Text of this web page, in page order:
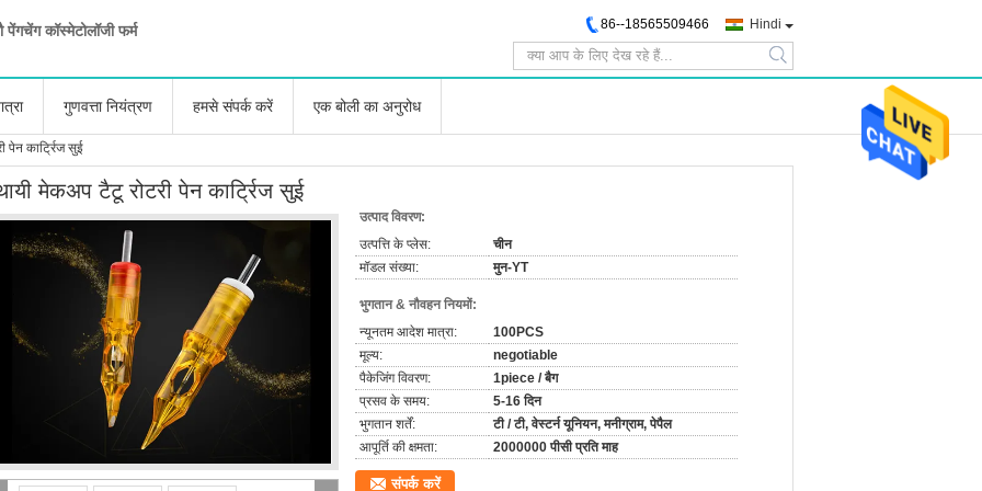
कॉस्मेटोलॉजी फर्म Hindi
86--18565509466
search
गुणवत्ता नियंत्रण हमसे संपर्क करें एक बोली का अनुरोध
पेन कार्ट्रिज सुई
मेकअप टैटू रोटरी पेन कार्ट्रिज सुई
उत्पाद विवरण:
उत्पत्ति के प्लेस:
चीन
मॉडल संख्या:
मुन-YT
भुगतान & नौवहन नियमों:
न्यूनतम आदेश मात्रा:
100PCS
मूल्य:
negotiable
पैकेजिंग विवरण:
1piece / बैग
प्रसव के समय:
5-16 दिन
भुगतान शर्तें:
टी / टी, वेस्टर्न यूनियन, मनीग्राम, पेपैल
आपूर्ति की क्षमता:
2000000 पीसी प्रति माह
संपर्क करें